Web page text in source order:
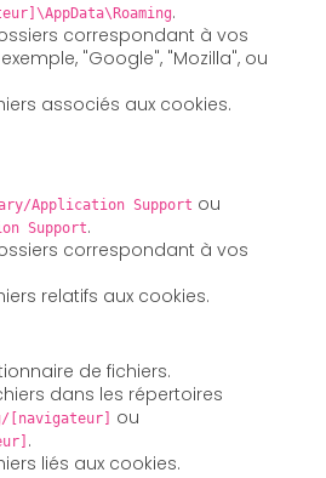
.
correspondant à vos
"Google", "Mozilla", ou
associés aux cookies.
Application Support ou
Support.
correspondant à vos
relatifs aux cookies.
de fichiers.
dans les répertoires
ou
.
liés aux cookies.